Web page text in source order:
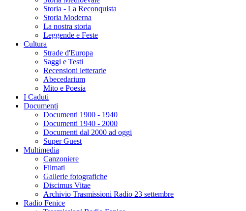
Storia - La Reconquista
Storia Moderna
La nostra storia
Leggende e Feste
Cultura
Strade d'Europa
Saggi e Testi
Recensioni letterarie
Abecedarium
Mito e Poesia
I Caduti
Documenti
Documenti 1900 - 1940
Documenti 1940 - 2000
Documenti dal 2000 ad oggi
Super Guest
Multimedia
Canzoniere
Filmati
Gallerie fotografiche
Discimus Vitae
Archivio Trasmissioni Radio 23 settembre
Radio Fenice